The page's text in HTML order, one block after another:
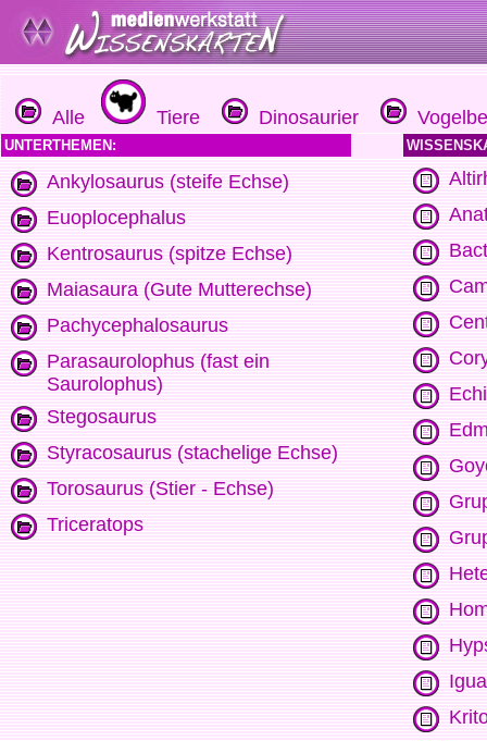
Alle Tiere Dinosaurier
UNTERTHEMEN:
Ankylosaurus (steife Echse)
Euoplocephalus
Kentrosaurus (spitze Echse)
Maiasaura (Gute Mutterechse)
Pachycephalosaurus
Parasaurolophus (fast ein
Saurolophus)
Stegosaurus
Styracosaurus (stachelige Echse)
Torosaurus (Stier - Echse)
Triceratops